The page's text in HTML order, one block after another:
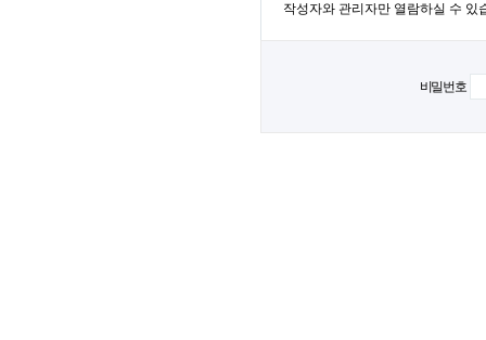
작성자와 관리자만 열람하실 수 있
비밀번호